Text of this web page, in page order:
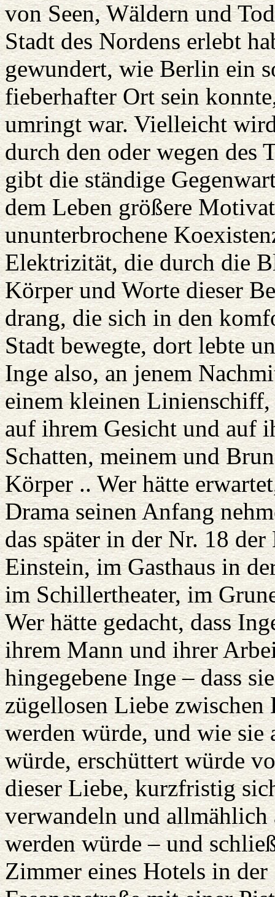
von Seen, Wäldern und
Stadt des Nordens erlebt
gewundert, wie Berlin ein
fieberhafter Ort sein
umringt war. Vielleicht
durch den oder wegen des
gibt die ständige
dem Leben größere
ununterbrochene
Elektrizität, die durch die
Körper und Worte dieser
drang, die sich in den
Stadt bewegte, dort lebte
Inge also, an jenem
einem kleinen
auf ihrem Gesicht und auf
Schatten, meinem und
Körper .. Wer hätte
Drama seinen Anfang
das später in der Nr. 18
Einstein, im Gasthaus in
im Schillertheater, im
Wer hätte gedacht, dass
ihrem Mann und ihrer
hingegebene Inge – dass
zügellosen Liebe
werden würde, und wie sie
würde, erschüttert würde
dieser Liebe, kurzfristig
verwandeln und allmählich
werden würde – und
Zimmer eines Hotels in der